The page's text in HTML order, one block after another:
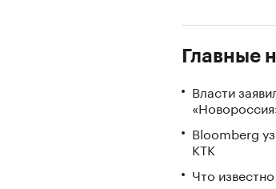
Главные
Власти
Bloomberg
КТК
Что